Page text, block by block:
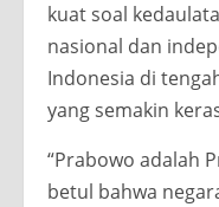
kuat soal
nasional dan
Indonesia di
yang semakin
“Prabowo adalah
betul bahwa